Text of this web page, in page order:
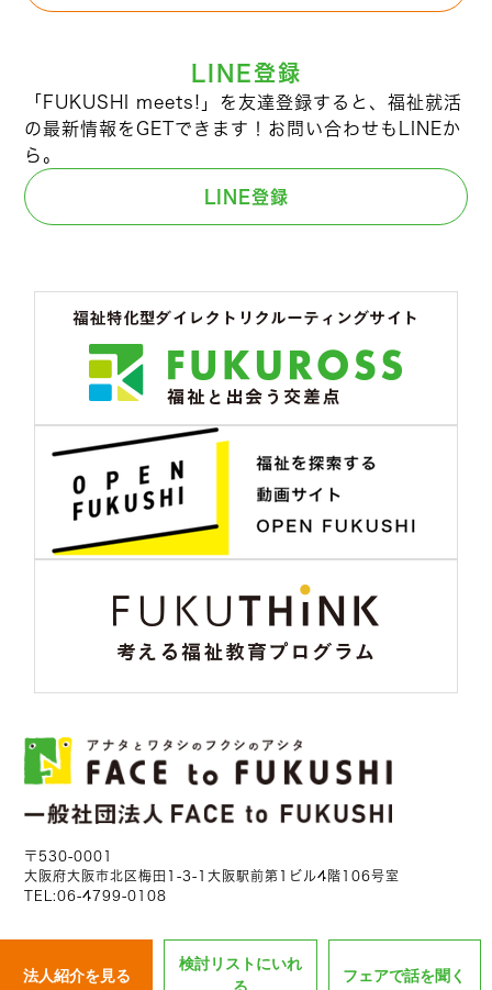
法人紹介を見る
検討リストにいれ
フェアで話を聞く
LINE登録
「FUKUSHI meets!」を友達登録すると、福祉就活
の最新情報をGETできます！お問い合わせもLINEか
ら。
LINE登録
〒530-0001
大阪府大阪市北区梅田1-3-1大阪駅前第1ビル4階106号室
TEL:06-4799-0108